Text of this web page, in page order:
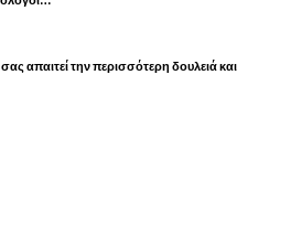
απαιτεί την περισσότερη δουλειά και